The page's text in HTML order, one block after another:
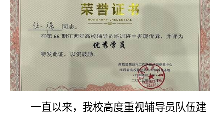
一直以来，我校高度重视辅导员队伍建